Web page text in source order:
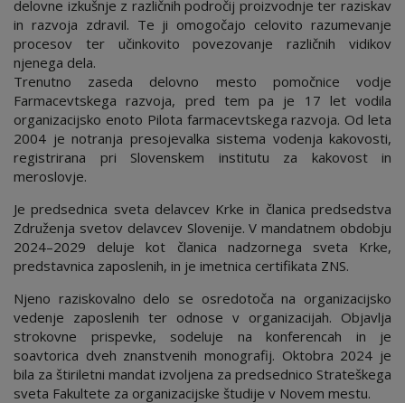
delovne izkušnje z različnih področij proizvodnje ter raziskav
in razvoja zdravil. Te ji omogočajo celovito razumevanje
procesov ter učinkovito povezovanje različnih vidikov
njenega dela.
Trenutno zaseda delovno mesto pomočnice vodje
Farmacevtskega razvoja, pred tem pa je 17 let vodila
organizacijsko enoto Pilota farmacevtskega razvoja. Od leta
2004 je notranja presojevalka sistema vodenja kakovosti,
registrirana pri Slovenskem institutu za kakovost in
meroslovje.
Je predsednica sveta delavcev Krke in članica predsedstva
Združenja svetov delavcev Slovenije. V mandatnem obdobju
2024–2029 deluje kot članica nadzornega sveta Krke,
predstavnica zaposlenih, in je imetnica certifikata ZNS.
Njeno raziskovalno delo se osredotoča na organizacijsko
vedenje zaposlenih ter odnose v organizacijah. Objavlja
strokovne prispevke, sodeluje na konferencah in je
soavtorica dveh znanstvenih monografij. Oktobra 2024 je
bila za štiriletni mandat izvoljena za predsednico Strateškega
sveta Fakultete za organizacijske študije v Novem mestu.